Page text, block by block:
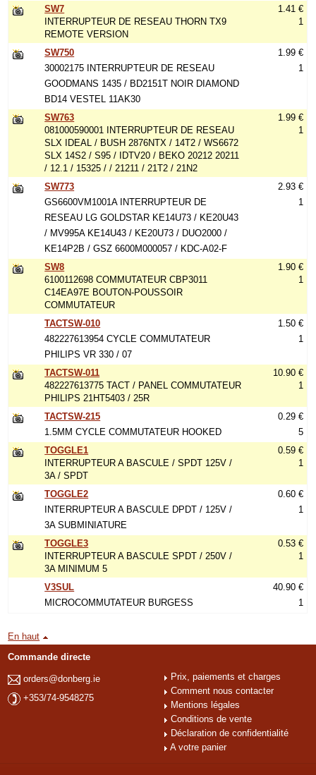
SW7
INTERRUPTEUR DE RESEAU THORN TX9
REMOTE VERSION
1.41 €
1
SW750
30002175 INTERRUPTEUR DE RESEAU
GOODMANS 1435 / BD2151T NOIR DIAMOND
BD14 VESTEL 11AK30
1.99 €
1
SW763
081000590001 INTERRUPTEUR DE RESEAU
SLX IDEAL / BUSH 2876NTX / 14T2 / WS6672
SLX 14S2 / S95 / IDTV20 / BEKO 20212 20211
/ 12.1 / 15325 / / 21211 / 21T2 / 21N2
1.99 €
1
SW773
GS6600VM1001A INTERRUPTEUR DE
RESEAU LG GOLDSTAR KE14U73 / KE20U43
/ MV995A KE14U43 / KE20U73 / DUO2000 /
KE14P2B / GSZ 6600M000057 / KDC-A02-F
2.93 €
1
SW8
6100112698 COMMUTATEUR CBP3011
C14EA97E BOUTON-POUSSOIR
COMMUTATEUR
1.90 €
1
TACTSW-010
482227613954 CYCLE COMMUTATEUR
PHILIPS VR 330 / 07
1.50 €
1
TACTSW-011
482227613775 TACT / PANEL COMMUTATEUR
PHILIPS 21HT5403 / 25R
10.90 €
1
TACTSW-215
1.5MM CYCLE COMMUTATEUR HOOKED
0.29 €
5
TOGGLE1
INTERRUPTEUR A BASCULE / SPDT 125V /
3A / SPDT
0.59 €
1
TOGGLE2
INTERRUPTEUR A BASCULE DPDT / 125V /
3A SUBMINIATURE
0.60 €
1
TOGGLE3
INTERRUPTEUR A BASCULE SPDT / 250V /
3A MINIMUM 5
0.53 €
1
V3SUL
MICROCOMMUTATEUR BURGESS
40.90 €
1
En haut
Commande directe
orders@donberg.ie
+353/74-9548275
Prix, paiements et charges
Comment nous contacter
Mentions légales
Conditions de vente
Déclaration de confidentialité
A votre panier